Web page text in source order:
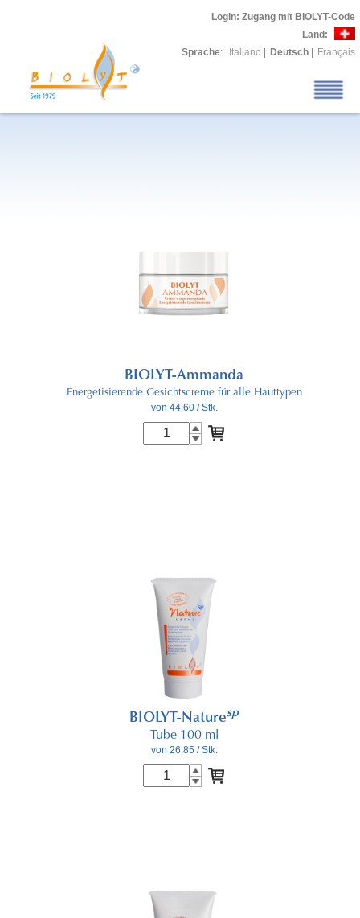
Login: Zugang mit BIOLYT-Code
Land:
Sprache: Italiano Deutsch Français
BIOLYT-Ammanda
Energetisierende Gesichtscreme für alle Hauttypen
von 44.60/ Stk.
BIOLYT-Naturesp
Tube 100 ml
von 26.85 / Stk.